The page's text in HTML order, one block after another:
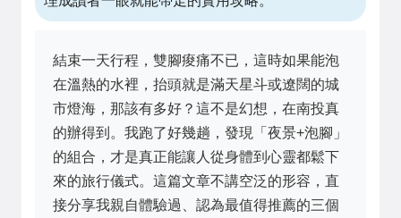
結束一天行程，雙腳痠痛不已，這時如果能泡
在溫熱的水裡，抬頭就是滿天星斗或遼闊的城
市燈海，那該有多好？這不是幻想，在南投真
的辦得到。我跑了好幾趟，發現「夜景+泡腳」
的組合，才是真正能讓人從身體到心靈都鬆下
來的旅行儀式。這篇文章不講空泛的形容，直
接分享我親自體驗過、認為最值得推薦的三個